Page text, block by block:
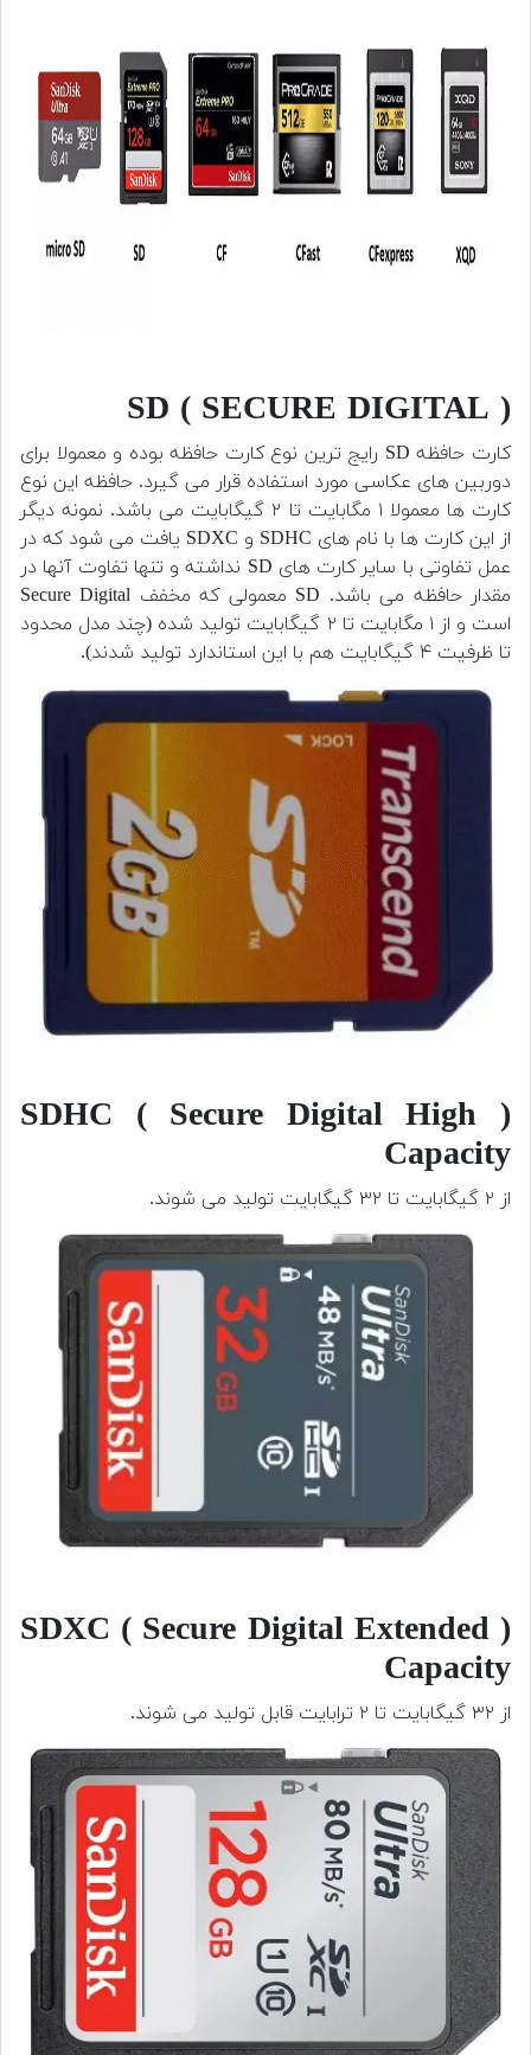
( SD ( SECURE DIGITAL
کارت حافظه SD رایج ترین نوع کارت حافظه بوده و معمولا برای
دوربین های عکاسی مورد استفاده قرار می­ گیرد. حافظه­ این نوع
کارت ­ها معمولا ۱ مگابایت تا ۲ گیگابایت می باشد. نمونه دیگر
از این کارت ها با نام های SDHC و SDXC یافت می­ شود که در
عمل تفاوتی با سایر کارت های SD نداشته و تنها تفاوت آنها در
مقدار حافظه می­ باشد. SD معمولی که مخفف Secure Digital
است و از ۱ مگابایت تا ۲ گیگابایت تولید شده (چند مدل محدود
تا ظرفیت ۴ گیگابایت هم با این استاندارد تولید شدند).
( SDHC ( Secure Digital High
Capacity
از ۲ گیگابایت تا ۳۲ گیگابایت تولید می شوند.
( SDXC ( Secure Digital Extended
Capacity
از ۳۲ گیگابایت تا ۲ ترابایت قابل تولید می شوند.